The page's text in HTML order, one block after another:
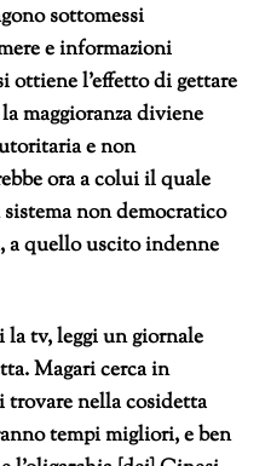
sottomessi
e informazioni
ottiene l’effetto di gettare
maggioranza diviene
e non
ora a colui il quale
sistema non democratico
a quello uscito indenne
la tv, leggi un giornale
Magari cerca in
nella cosidetta
tempi migliori, e ben